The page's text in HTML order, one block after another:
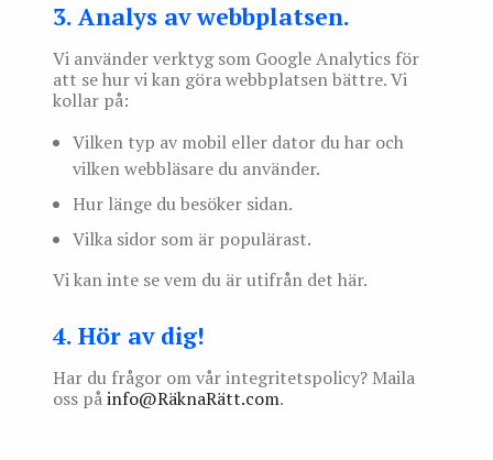
3. Analys av webbplatsen.
Vi använder verktyg som Google Analytics för
att se hur vi kan göra webbplatsen bättre. Vi
kollar på:
Vilken typ av mobil eller dator du har och
vilken webbläsare du använder.
Hur länge du besöker sidan.
Vilka sidor som är populärast.
Vi kan inte se vem du är utifrån det här.
4. Hör av dig!
Har du frågor om vår integritetspolicy? Maila
oss påinfo@RäknaRätt.com.